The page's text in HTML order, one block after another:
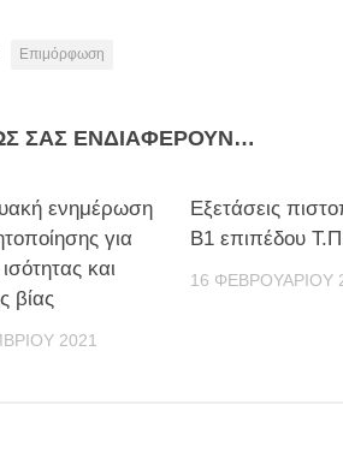
Επιμόρφωση
ΣΑΣ ΕΝΔΙΑΦΈΡΟΥΝ…
ενημέρωση
για
και
βίας
2021
Εξετάσεις
Β1 επιπέδου
16 ΦΕΒΡΟΥΑΡΊΟΥ